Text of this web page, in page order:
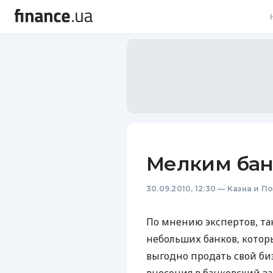
Мелким
30.09.2010, 12:30 — Казна и
По мнению экспертов,
небольших банков,
выгодно продать свой